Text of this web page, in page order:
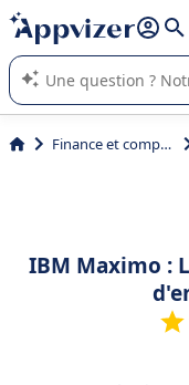
répondre (plusieurs
L'IA de Appvizer vous
logiciel SaaS en
Finance et comptabilité
IBM Maximo :